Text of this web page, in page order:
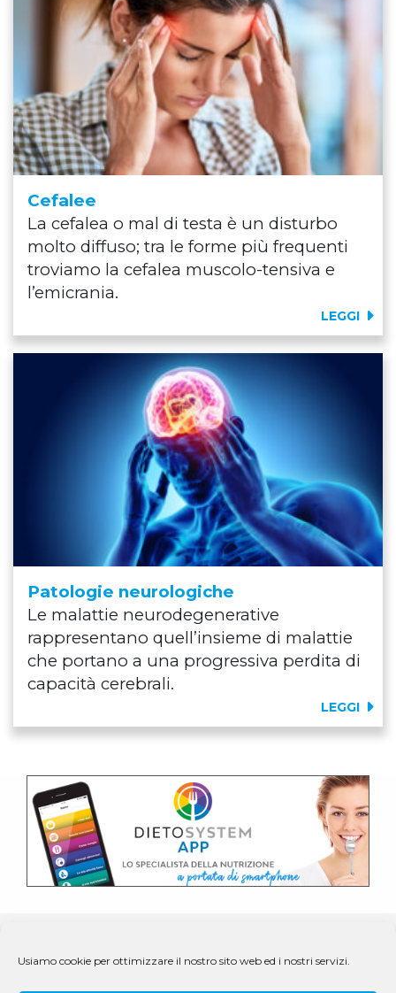
Usiamo cookie per ottimizzare il nostro sito web ed i nostri servizi.
Cefalee
La cefalea o mal di testa è un disturbo
molto diffuso; tra le forme più frequenti
troviamo la cefalea muscolo-tensiva e
l’emicrania.
LEGGI
Patologie neurologiche
Le malattie neurodegenerative
rappresentano quell’insieme di malattie
che portano a una progressiva perdita di
capacità cerebrali.
LEGGI